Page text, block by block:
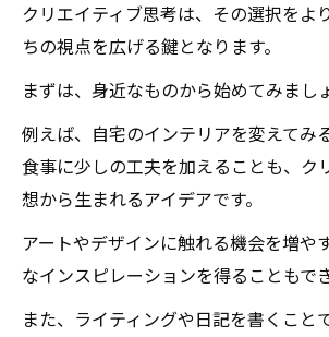
クリエイティブ思考は、その選択をよ
ちの視点を広げる鍵となります。
まずは、身近なものから始めてみまし
例えば、自宅のインテリアを変えてみ
食事に少しの工夫を加えることも、ク
想から生まれるアイデアです。
アートやデザインに触れる機会を増や
なインスピレーションを得ることもで
また、ライティングや日記を書くこと